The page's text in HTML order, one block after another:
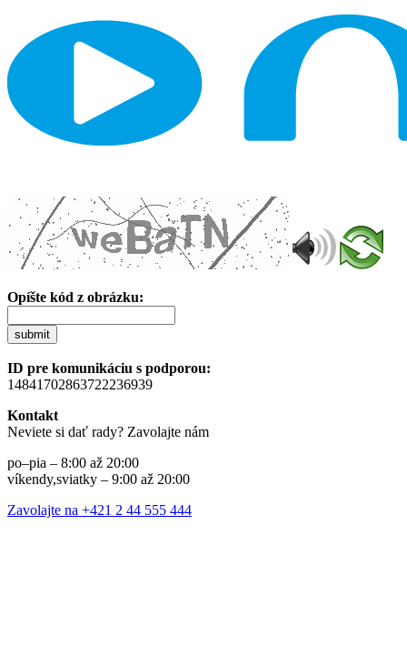
Opíšte kód z obrázku:
submit
ID pre komunikáciu s podporou:
14841702863722236939
Kontakt
Neviete si dať rady? Zavolajte nám
po–pia – 8:00 až 20:00
víkendy,sviatky – 9:00 až 20:00
Zavolajte na +421 2 44 555 444